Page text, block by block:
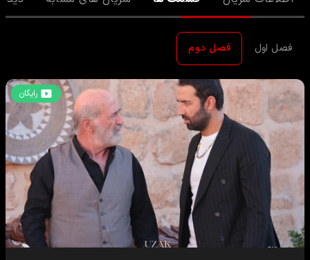
فصل اول فصل دوم
رایگان